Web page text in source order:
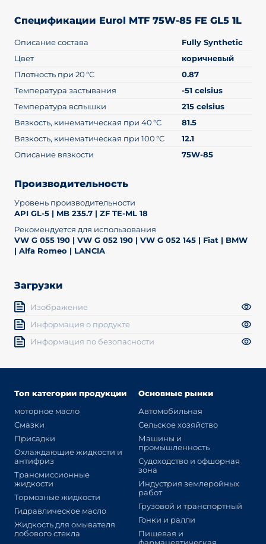
Спецификации Eurol MTF 75W-85 FE GL5 1L
Описание состава
Fully Synthetic
Цвет
коричневый
Плотность при 20 °C
0.87
Температура застывания
-51 celsius
Температура вспышки
215 celsius
Вязкость, кинематическая при 40 °C
81.5
Вязкость, кинематическая при 100 °C
12.1
Описание вязкости
75W-85
Производительность
Уровень производительности
API GL-5 | MB 235.7 | ZF TE-ML 18
Рекомендуется для использования
VW G 055 190 | VW G 052 190 | VW G 052 145 | Fiat | BMW
| Alfa Romeo | LANCIA
Загрузки
Изображение
Информация о продукте
Информация по безопасности
Топ категории продукции
моторное масло
Смазки
Присадки
Охлаждающие жидкости и
антифриз
Трансмиссионные
жидкости
Тормозные жидкости
Гидравлическое масло
Жидкость для омывателя
лобового стекла
Основные рынки
Автомобильная
Сельское хозяйство
Машины и
промышленность
Судоходство и офшорная
зона
Индустрия землеройных
работ
Грузовой и транспортный
Гонки и ралли
Пищевая и